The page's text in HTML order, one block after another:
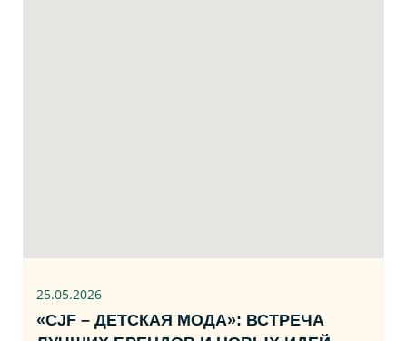
25.05.2026
«CJF – ДЕТСКАЯ МОДА»: ВСТРЕЧА